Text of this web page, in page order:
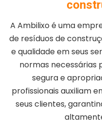
A Ambilixo é uma
de resíduos de
e qualidade em seus
normas
segura e
profissionais auxiliam
seus clientes,